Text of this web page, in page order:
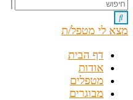
מצא לי מטפל/ת
דף הבית
אודות
מטפלים
מבוגרים